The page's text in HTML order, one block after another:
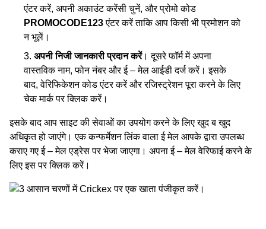
एंटर करें, अपनी अकाउंट करेंसी चुनें, और प्रोमो कोड
PROMOCODE123एंटर करें ताकि आप किसी भी प्रमोशन को
न भूलें।
अपनी निजी जानकारी प्रदान करें। दूसरे फॉर्म में अपना
वास्‍तविक नाम, फोन नंबर और ई – मेल आईडी दर्ज करें। इसके
बाद, वेरिफिकेशन कोड एंटर करें और रजिस्ट्रेशन पूरा करने के लिए
चेक मार्क पर क्लिक करें।
इसके बाद आप साइट की सेवाओं का उपयोग करने के लिए खुद ब खुद
अधिकृत हो जाएंगे। एक कन्फर्मेशन लिंक वाला ई मेल आपके द्वारा उपलब्‍ध
कराए गए ई – मेल एड्रेस पर भेजा जाएगा। अपना ई – मेल वेरिफाई करने के
लिए इस पर क्लिक करें।